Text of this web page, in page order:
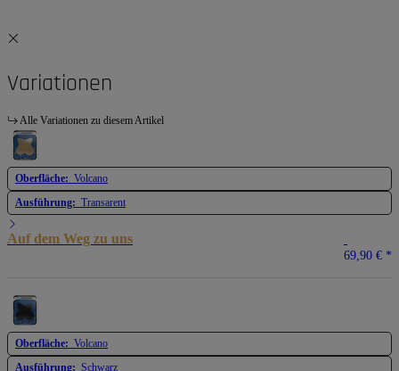
Variationen
Alle Variationen zu diesem Artikel
Oberfläche: Volcano
Ausführung: Transarent
Auf dem Weg zu uns
69,90 € *
Oberfläche: Volcano
Ausführung: Schwarz